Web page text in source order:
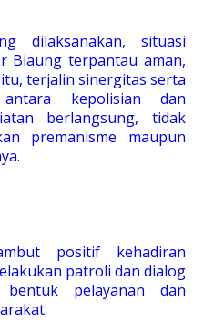
dilaksanakan, situasi
Biaung terpantau aman,
terjalin sinergitas serta
kepolisian dan
berlangsung, tidak
premanisme maupun
positif kehadiran
patroli dan dialog
pelayanan dan